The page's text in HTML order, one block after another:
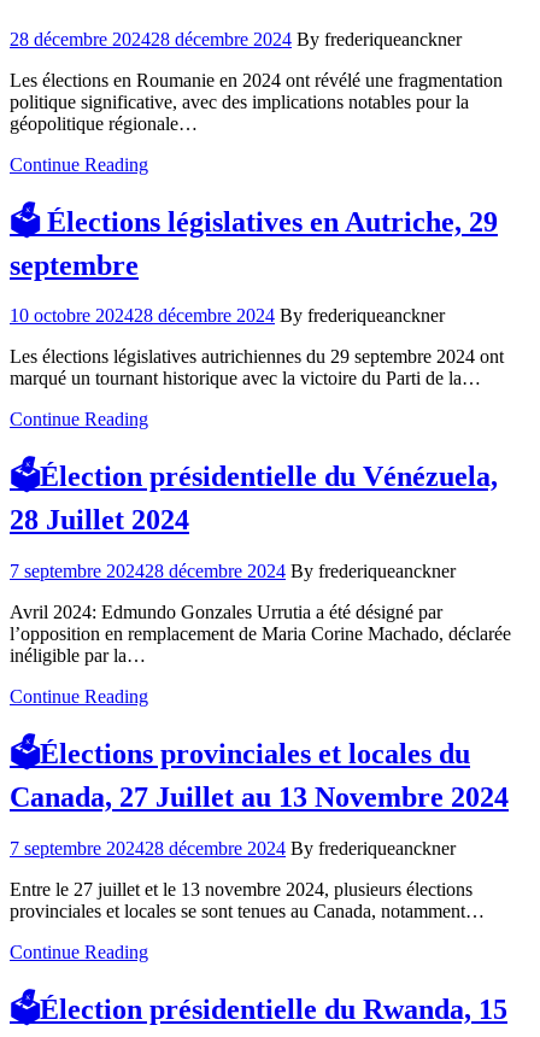
28 décembre 202428 décembre 2024 By frederiqueanckner
Les élections en Roumanie en 2024 ont révélé une fragmentation
politique significative, avec des implications notables pour la
géopolitique régionale…
Continue Reading
🗳️ Élections législatives en Autriche, 29
septembre
10 octobre 202428 décembre 2024 By frederiqueanckner
Les élections législatives autrichiennes du 29 septembre 2024 ont
marqué un tournant historique avec la victoire du Parti de la…
Continue Reading
🗳️Élection présidentielle du Vénézuela,
28 Juillet 2024
7 septembre 202428 décembre 2024 By frederiqueanckner
Avril 2024: Edmundo Gonzales Urrutia a été désigné par
l’opposition en remplacement de Maria Corine Machado, déclarée
inéligible par la…
Continue Reading
🗳️Élections provinciales et locales du
Canada, 27 Juillet au 13 Novembre 2024
7 septembre 202428 décembre 2024 By frederiqueanckner
Entre le 27 juillet et le 13 novembre 2024, plusieurs élections
provinciales et locales se sont tenues au Canada, notamment…
Continue Reading
🗳️Élection présidentielle du Rwanda, 15